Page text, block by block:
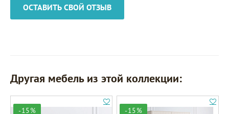
ОСТАВИТЬ СВОЙ ОТЗЫВ
Другая мебель из этой коллекции:
-15% -15%